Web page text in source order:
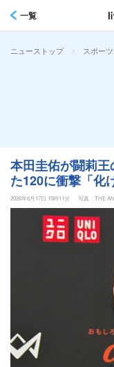
一覧
ニューストップ > スポー
本田圭佑が闘莉
た120に衝撃「化
2026年6月17日 15時11分 写真：THE